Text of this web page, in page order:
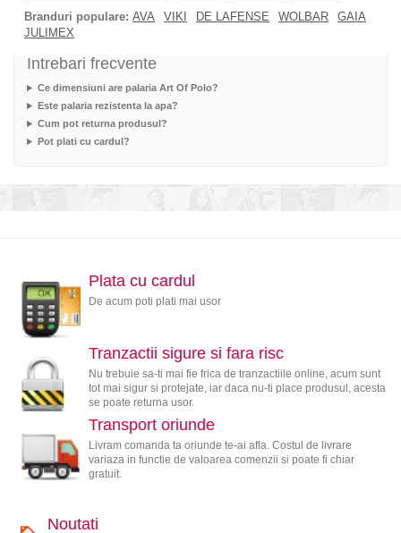
Branduri populare: AVA VIKI DE LAFENSE WOLBAR
GAIA
JULIMEX
Intrebari frecvente
Ce dimensiuni are palaria Art Of Polo?
Este palaria rezistenta la apa?
Cum pot returna produsul?
Pot plati cu cardul?
Plata cu cardul
De acum poti plati mai usor
Tranzactii sigure si fara risc
Nu trebuie sa-ti mai fie frica de tranzactiile online, acum sunt
tot mai sigur si protejate, iar daca nu-ti place produsul, acesta
se poate returna usor.
Transport oriunde
Livram comanda ta oriunde te-ai afla. Costul de livrare
variaza in functie de valoarea comenzii si poate fi chiar
gratuit.
Noutati